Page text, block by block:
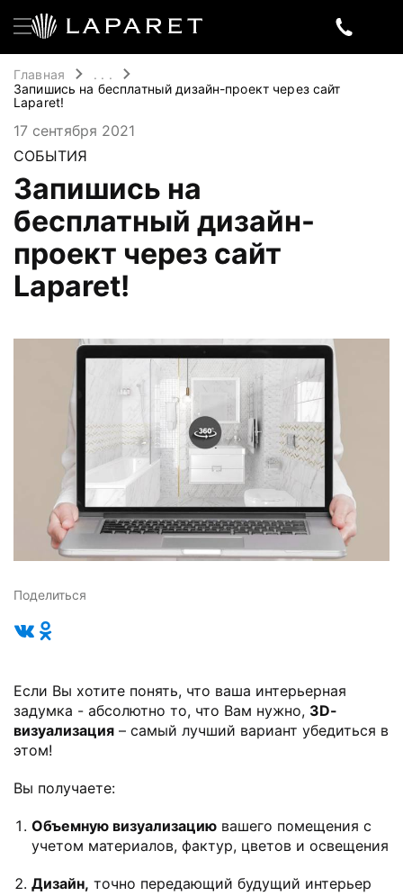
Главная
. . .
Запишись на бесплатный дизайн-проект через сайт
Laparet!
17 сентября 2021
СОБЫТИЯ
Запишись на
бесплатный дизайн-
проект через сайт
Laparet!
Поделиться
Если Вы хотите понять, что ваша интерьерная
задумка - абсолютно то, что Вам нужно, 3D-
визуализация – самый лучший вариант убедиться в
этом!
Вы получаете:
Объемную визуализацию вашего помещения с
учетом материалов, фактур, цветов и освещения
Дизайн, точно передающий будущий интерьер